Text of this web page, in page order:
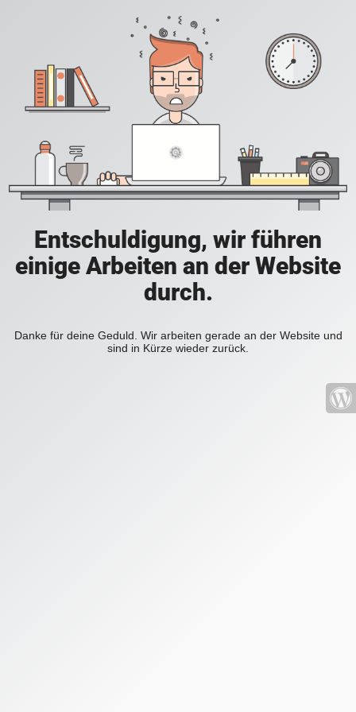
Entschuldigung, wir führen
einige Arbeiten an der Website
durch.
Danke für deine Geduld. Wir arbeiten gerade an der Website und
sind in Kürze wieder zurück.